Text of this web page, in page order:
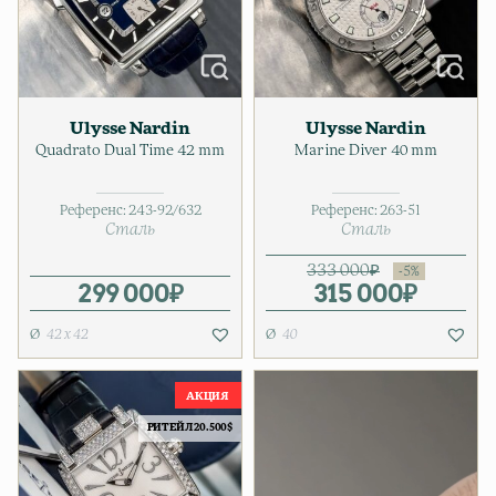
Ulysse Nardin
Quadrato Dual Time 42 mm
Референс: 243-92/632
Сталь
299 000₽
42 х 42
Ulysse Nardin
Marine Diver 40 mm
Референс: 263-51
Сталь
333 000₽
315 000₽
Текущая
40
РИТЕЙЛ 20.500$